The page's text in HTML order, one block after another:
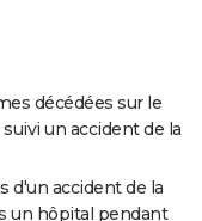
décédées sur le
un accident de la
d'un accident de la
un hôpital pendant